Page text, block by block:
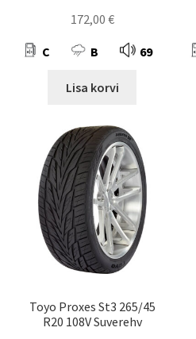
172,00 €
C B 69
Lisa korvi
Toyo Proxes St3 265/45
R20 108V Suverehv